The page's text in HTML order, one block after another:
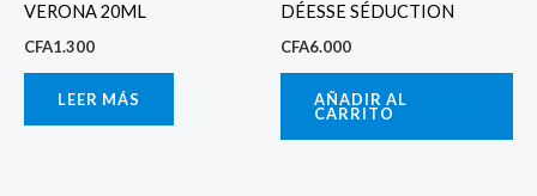
VERONA 20ML
CFA1.300
LEER MÁS
DÉESSE SÉDUCTION
CFA6.000
AÑADIR AL
CARRITO